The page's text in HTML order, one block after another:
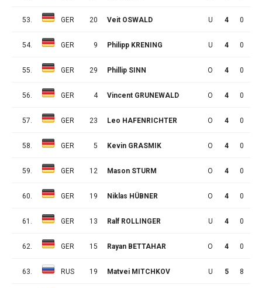
53. GER 20 Veit OSWALD U 4 0
54. GER 9 Philipp KRENING U 4 0
55. GER 29 Phillip SINN O 4 0
56. GER 4 Vincent GRUNEWALD O 4 0
57. GER 23 Leo HAFENRICHTER O 4 0
58. GER 5 Kevin GRASMIK O 4 0
59. GER 12 Mason STURM O 4 0
60. GER 19 Niklas HÜBNER O 4 0
61. GER 13 Ralf ROLLINGER U 4 0
62. GER 15 Rayan BETTAHAR O 4 0
63. RUS 19 Matvei MITCHKOV U 5 8